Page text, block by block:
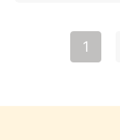
1